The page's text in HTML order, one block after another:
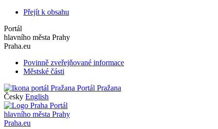
Přejít k obsahu
Portál
hlavního města Prahy
Praha.eu
Povinně zveřejňované informace
Městské části
Portál Pražana
Česky English
Portál
hlavního města Prahy
Praha.eu